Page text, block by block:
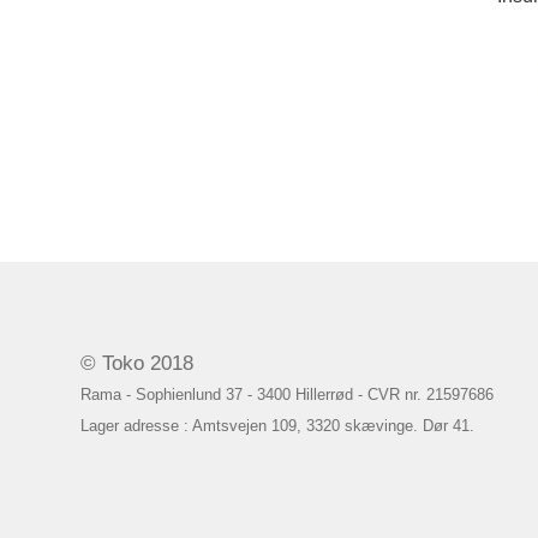
© Toko 2018
Rama - Sophienlund 37 - 3400 Hillerrød - CVR nr. 21597686
Lager adresse : Amtsvejen 109, 3320 skævinge. Dør 41.